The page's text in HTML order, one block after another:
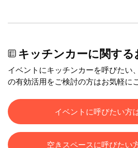
キッチンカーに関す
イベントにキッチンカーを呼びたい
の有効活用をご検討の方はお気軽に
イベントに呼びたい方
空きスペースに呼びたい